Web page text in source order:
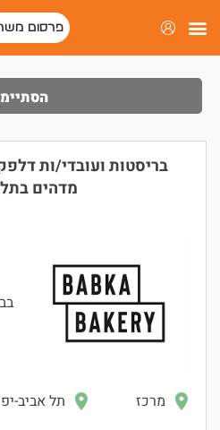
פרסום
בריסטות ועובדי/ות
מדהים
מרכז תל אביב-